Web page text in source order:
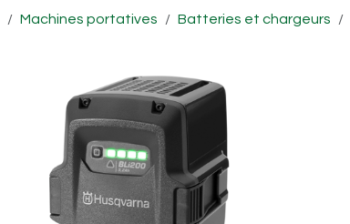
Machines portatives Batteries et chargeurs